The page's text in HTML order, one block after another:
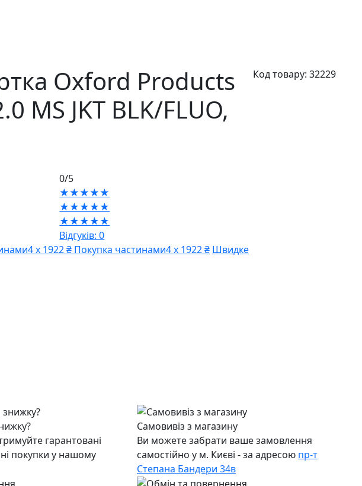
Oxford Products
MS JKT BLK/FLUO,
Код товару: 32229
0/5
★★★★★
★★★★★
★★★★★
Відгуків: 0
4 х 1922 ₴ Покупка частинами4 х 1922 ₴ Швидке
гарантовані
покупки у нашому
Самовивіз з магазину
Ви можете забрати ваше замовлення
самостійно у м. Києві - за адресою пр-т
Степана Бандери 34в